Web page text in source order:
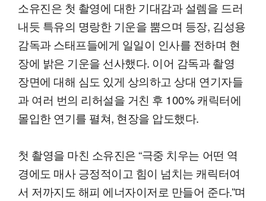
소유진은 첫 촬영에 대한 기대감과 설렘을 드러
내듯 특유의 명랑한 기운을 뿜으며 등장, 김성용
감독과 스태프들에게 일일이 인사를 전하며 현
장에 밝은 기운을 선사했다. 이어 감독과 촬영
장면에 대해 심도 있게 상의하고 상대 연기자들
과 여러 번의 리허설을 거친 후 100% 캐릭터에
몰입한 연기를 펼쳐, 현장을 압도했다.
첫 촬영을 마친 소유진은 “극중 치우는 어떤 역
경에도 매사 긍정적이고 힘이 넘치는 캐릭터여
서 저까지도 해피 에너자이저로 만들어 준다.”며